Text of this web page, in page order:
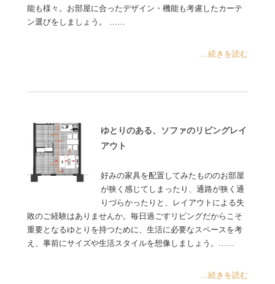
能も様々。お部屋に合ったデザイン・機能も考慮したカーテ
ン選びをしましょう。 ……
...続きを読む
ゆとりのある、ソファのリビングレイ
アウト
好みの家具を配置してみたもののお部屋
が狭く感じてしまったり、通路が狭く通
りづらかったりと、レイアウトによる失
敗のご経験はありませんか。毎日過ごすリビングだからこそ
重要となるゆとりを持つために、生活に必要なスペースを考
え、事前にサイズや生活スタイルを想像しましょう。……
...続きを読む